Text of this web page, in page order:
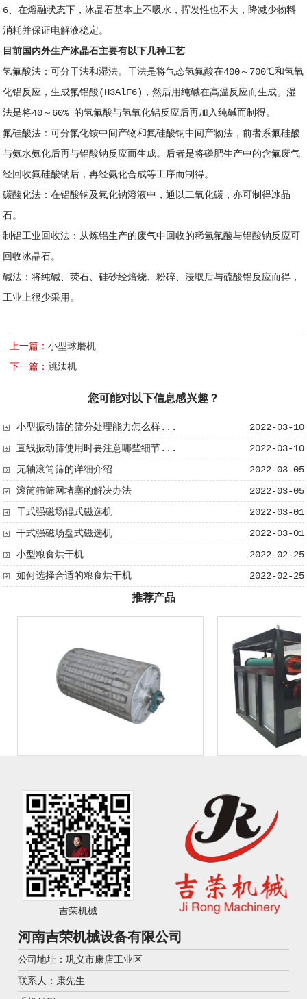
6、在熔融状态下，冰晶石基本上不吸水，挥发性也不大，降减少物料
消耗并保证电解液稳定。
目前国内外生产冰晶石主要有以下几种工艺
氢氟酸法：可分干法和湿法。干法是将气态氢氟酸在400～700℃和氢氧
化铝反应，生成氟铝酸(H3AlF6)，然后用纯碱在高温反应而生成。湿
法是将40～60% 的氢氟酸与氢氧化铝反应后再加入纯碱而制得。
氟硅酸法：可分氟化铵中间产物和氟硅酸钠中间产物法，前者系氟硅酸
与氨水氨化后再与铝酸钠反应而生成。后者是将磷肥生产中的含氟废气
经回收氟硅酸钠后，再经氨化合成等工序而制得。
碳酸化法：在铝酸钠及氟化钠溶液中，通以二氧化碳，亦可制得冰晶
石。
制铝工业回收法：从炼铝生产的废气中回收的稀氢氟酸与铝酸钠反应可
回收冰晶石。
碱法：将纯碱、荧石、硅砂经焙烧、粉碎、浸取后与硫酸铝反应而得，
工业上很少采用。
上一篇：小型球磨机
下一篇： 跳汰机
您可能对以下信息感兴趣？
2022-03-10
小型振动筛的筛分处理能力怎么样...
2022-03-10
直线振动筛使用时要注意哪些细节...
2022-03-05
无轴滚筒筛​的详细介绍
2022-03-05
滚筒筛筛网堵塞的解决办法
2022-03-01
干式强磁场辊式磁选机
2022-03-01
干式强磁场盘式磁选机
2022-02-25
小型粮食烘干机
2022-02-25
如何选择合适的粮食烘干机
推荐产品
吉荣机械
河南吉荣机械设备有限公司
公司地址：巩义市康店工业区
联系人：康先生